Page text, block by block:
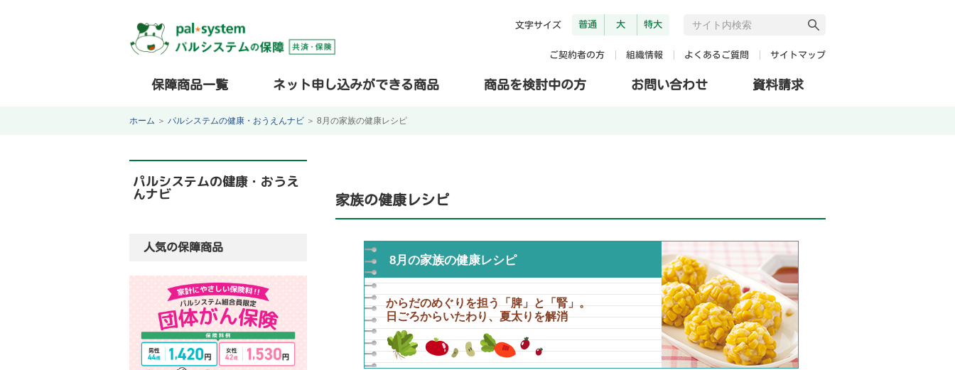
文字サイズ 普通 大 特大
ご契約者の方 組織情報 よくあるご質問 サイトマップ
保障商品一覧 ネット申し込みができる商品 商品を検討中の方 お問い合わせ 資料請求
ホーム ＞ パルシステムの健康・おうえんナビ ＞ 8月の家族の健康レシピ
家族の健康レシピ
8月の家族の健康レシピ
からだのめぐりを担う「脾」と「腎」。
日ごろからいたわり、夏太りを解消
パルシステムの健康・おうえ
んナビ
人気の保障商品